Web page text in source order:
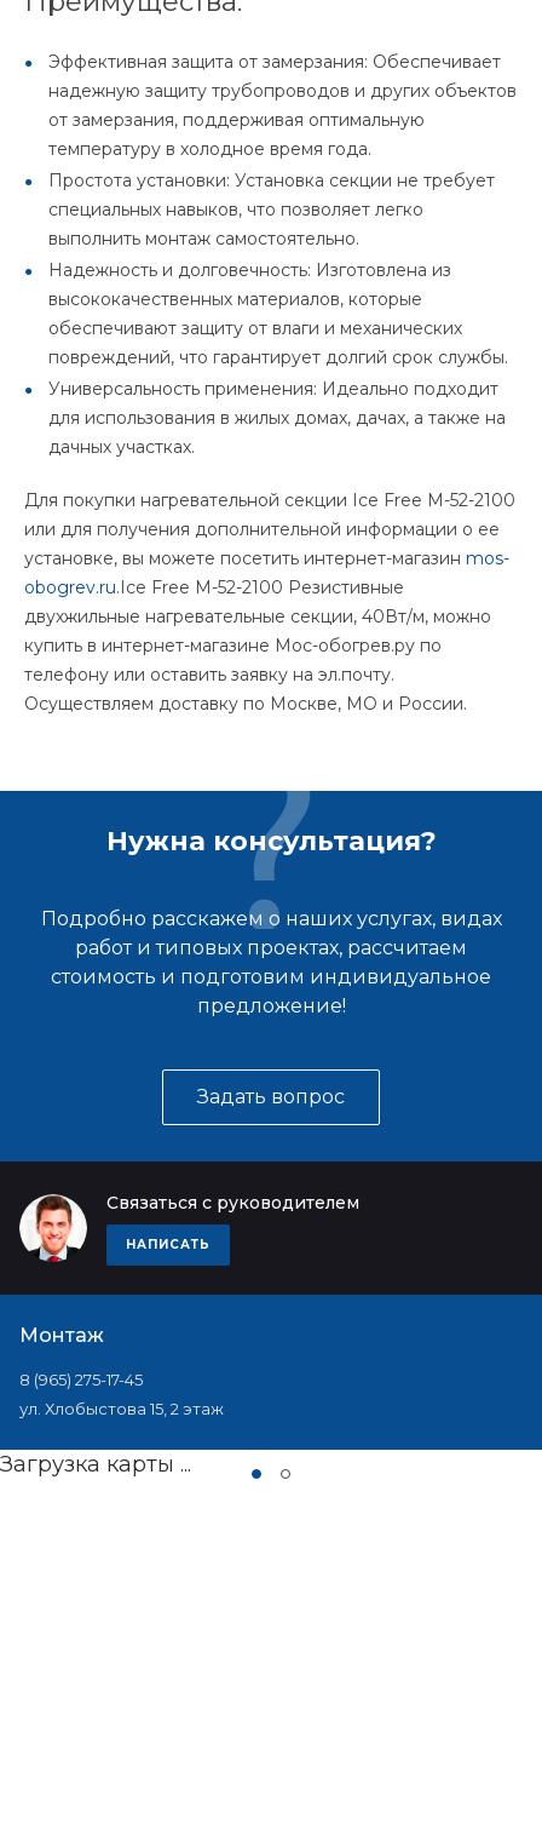
Эффективная защита от замерзания: Обеспечивает
надежную защиту трубопроводов и других объектов
от замерзания, поддерживая оптимальную
температуру в холодное время года.
Простота установки: Установка секции не требует
специальных навыков, что позволяет легко
выполнить монтаж самостоятельно.
Надежность и долговечность: Изготовлена из
высококачественных материалов, которые
обеспечивают защиту от влаги и механических
повреждений, что гарантирует долгий срок службы.
Универсальность применения: Идеально подходит
для использования в жилых домах, дачах, а также на
дачных участках.
Для покупки нагревательной секции Ice Free M-52-2100
или для получения дополнительной информации о ее
установке, вы можете посетить интернет-магазин mos-
obogrev.ru.Ice Free M-52-2100 Резистивные
двухжильные нагревательные секции, 40Вт/м, можно
купить в интернет-магазине Мос-обогрев.ру по
телефону или оставить заявку на эл.почту.
Осуществляем доставку по Москве, МО и России.
Нужна консультация?
Подробно расскажем о наших услугах, видах
работ и типовых проектах, рассчитаем
стоимость и подготовим индивидуальное
предложение!
Задать вопрос
Связаться с руководителем
НАПИСАТЬ
Монтаж
8 (965) 275-17-45
ул. Хлобыстова 15, 2 этаж
Загрузка карты ...